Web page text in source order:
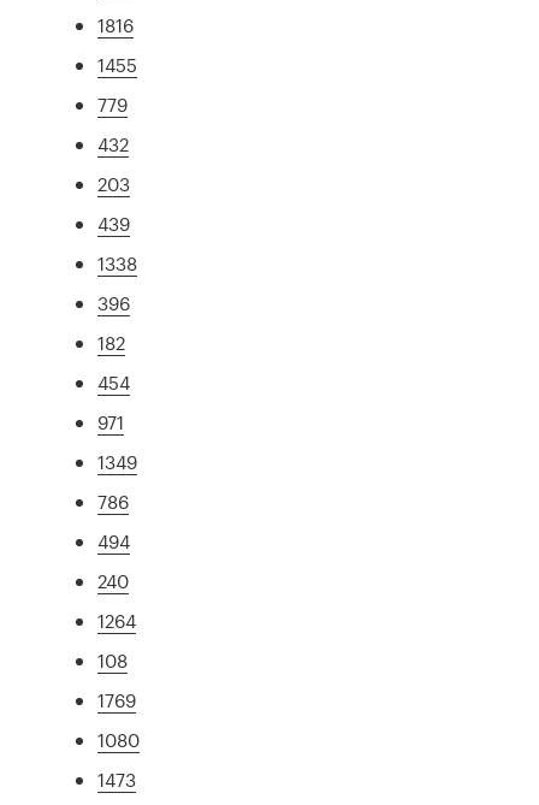
1816
1455
779
432
203
439
1338
396
182
454
971
1349
786
494
240
1264
108
1769
1080
1473